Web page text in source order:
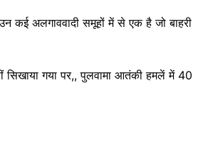
कई अलगाववादी समूहों में से एक है जो बाहरी
सिखाया गया पर,, पुलवामा आतंकी हमलें में 40